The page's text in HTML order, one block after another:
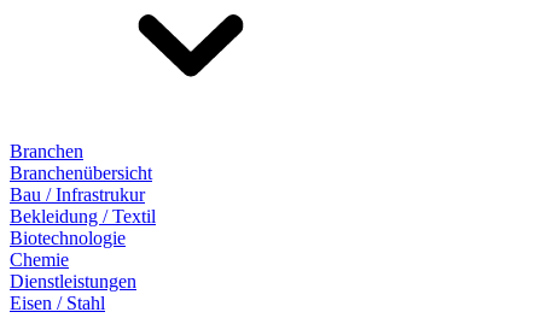
Branchen
Branchenübersicht
Bau / Infrastrukur
Bekleidung / Textil
Biotechnologie
Chemie
Dienstleistungen
Eisen / Stahl